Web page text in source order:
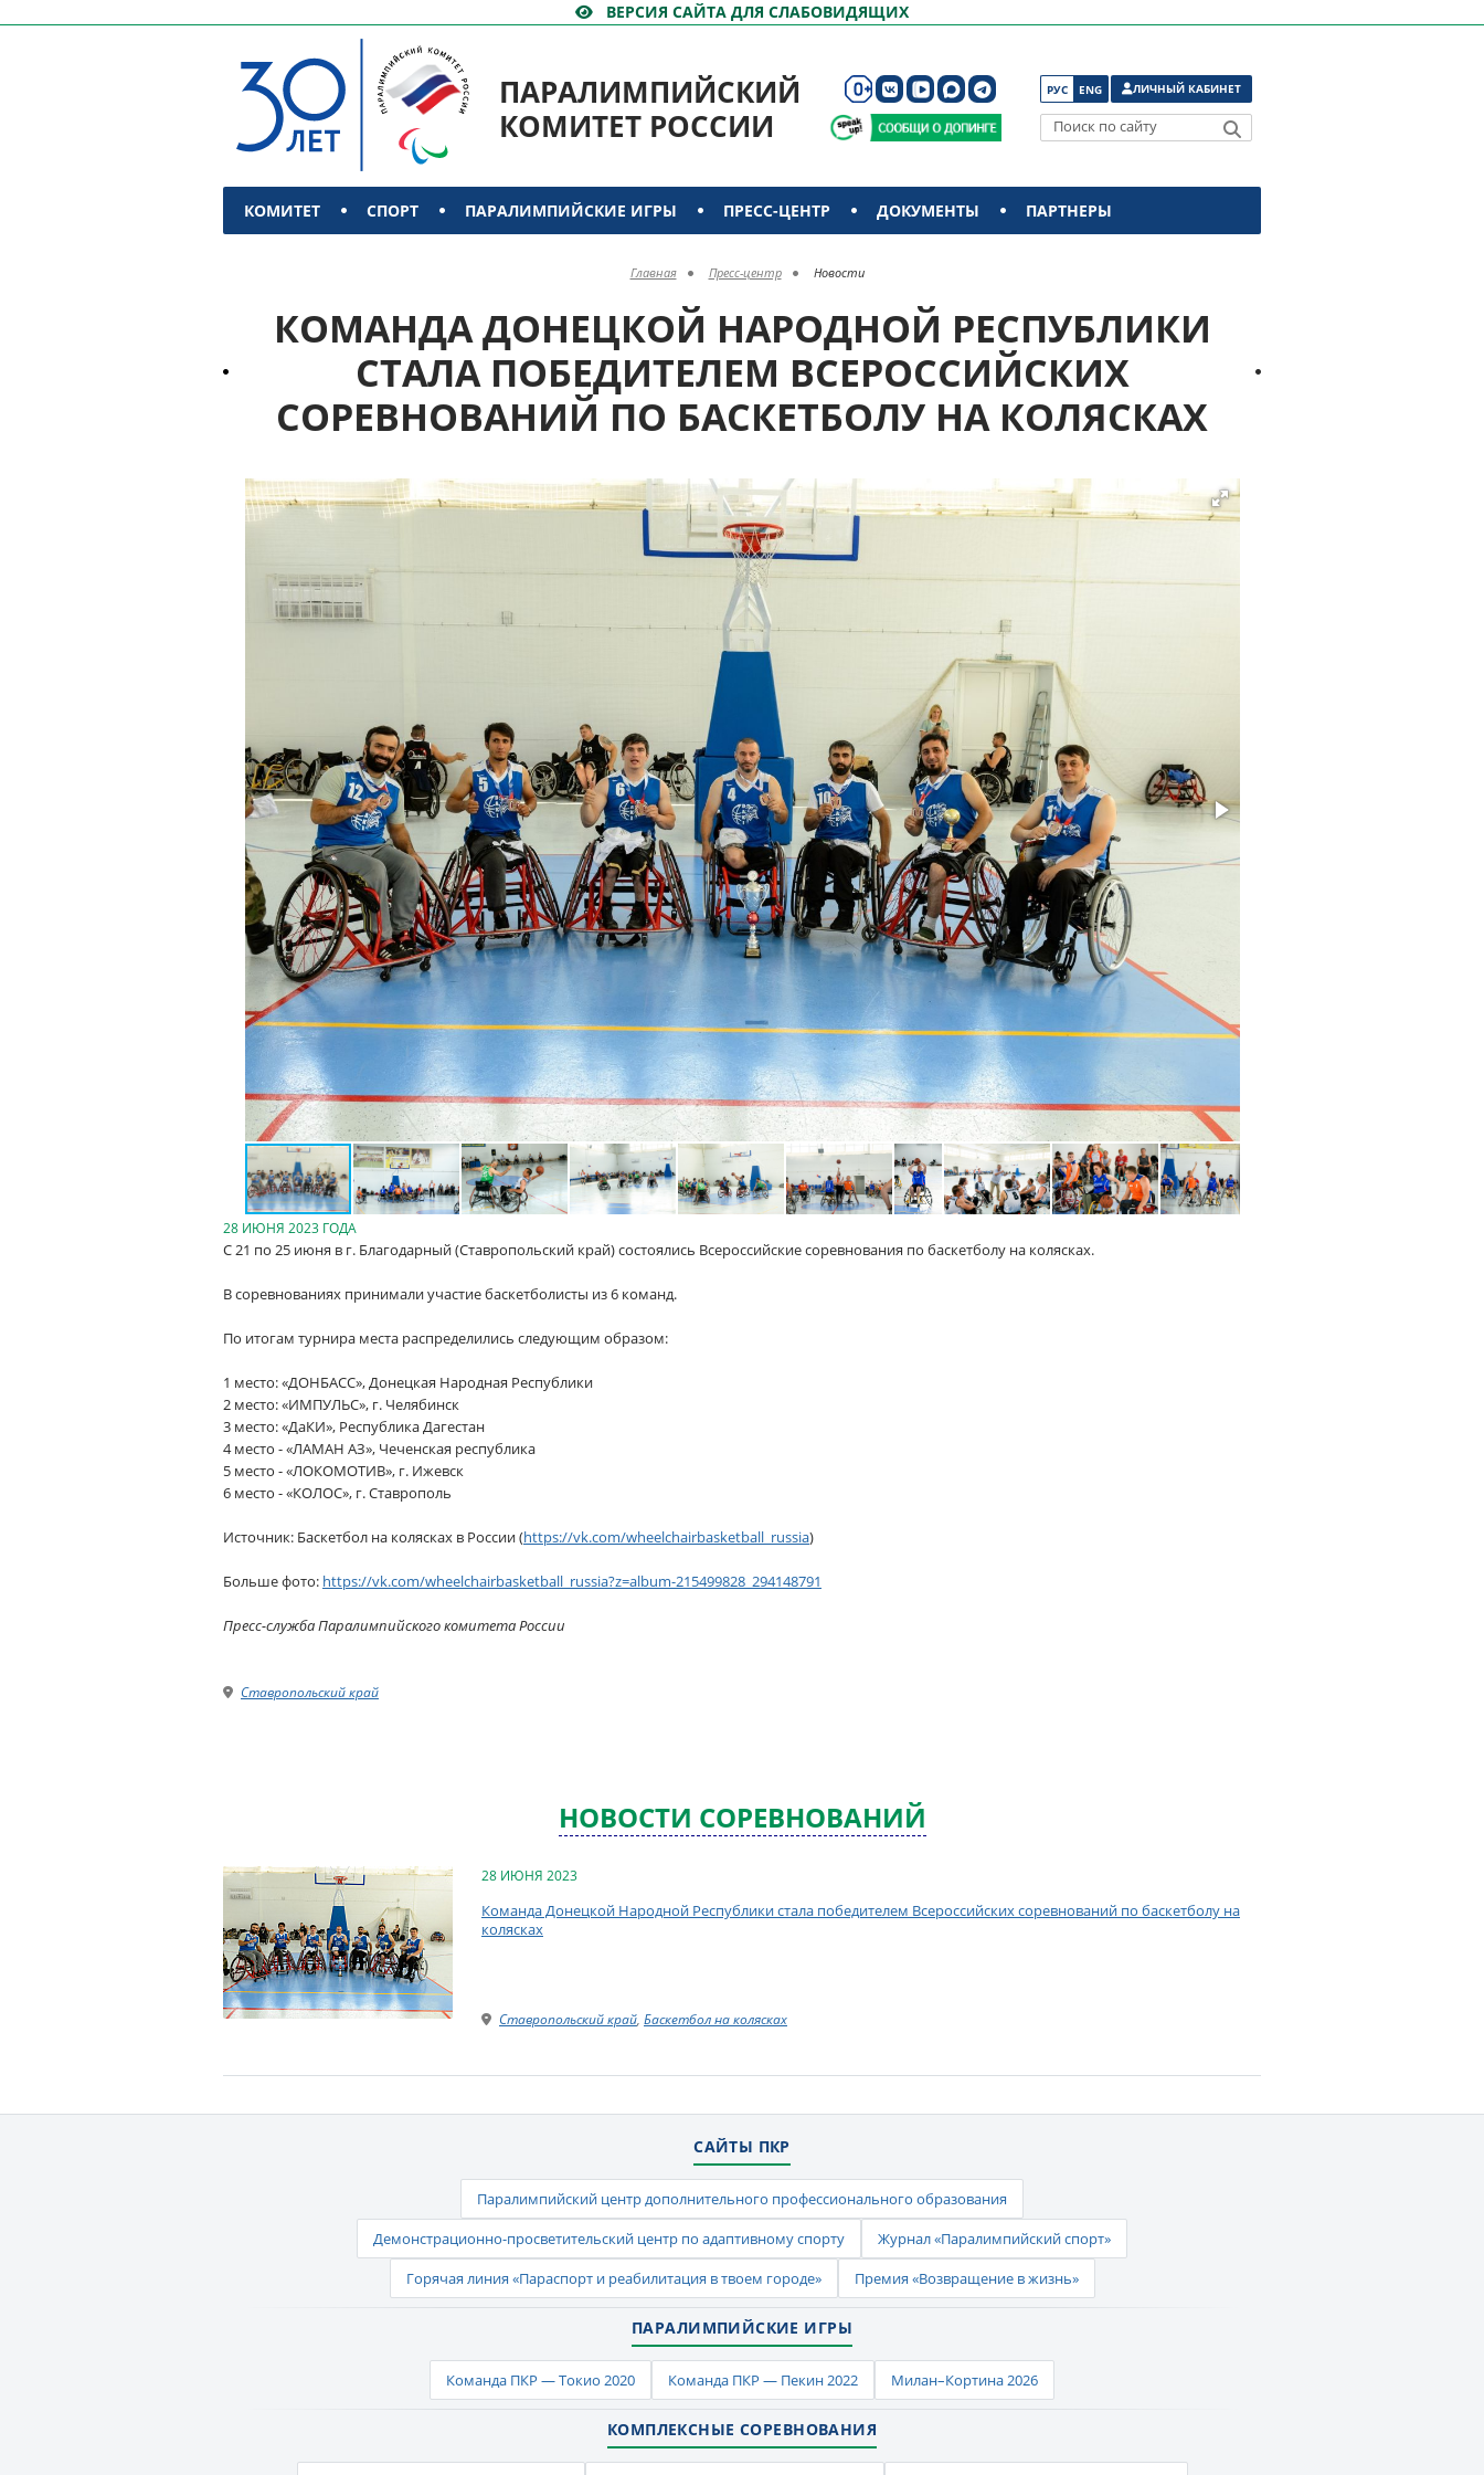
ВЕРСИЯ САЙТА ДЛЯ СЛАБОВИДЯЩИХ
ПАРАЛИМПИЙСКИЙ
КОМИТЕТ РОССИИ
РУС ENG ЛИЧНЫЙ КАБИНЕТ
Поиск по сайту
КОМИТЕТ СПОРТ ПАРАЛИМПИЙСКИЕ ИГРЫ ПРЕСС-ЦЕНТР ДОКУМЕНТЫ ПАРТНЕРЫ
Главная Пресс-центр Новости
КОМАНДА ДОНЕЦКОЙ НАРОДНОЙ РЕСПУБЛИКИ
СТАЛА ПОБЕДИТЕЛЕМ ВСЕРОССИЙСКИХ
СОРЕВНОВАНИЙ ПО БАСКЕТБОЛУ НА КОЛЯСКАХ
28 ИЮНЯ 2023 ГОДА
С 21 по 25 июня в г. Благодарный (Ставропольский край) состоялись Всероссийские соревнования по баскетболу на колясках.
В соревнованиях принимали участие баскетболисты из 6 команд.
По итогам турнира места распределились следующим образом:
1 место: «ДОНБАСС», Донецкая Народная Республики
2 место: «ИМПУЛЬС», г. Челябинск
3 место: «ДаКИ», Республика Дагестан
4 место - «ЛАМАН АЗ», Чеченская республика
5 место - «ЛОКОМОТИВ», г. Ижевск
6 место - «КОЛОС», г. Ставрополь
Источник: Баскетбол на колясках в России (https://vk.com/wheelchairbasketball_russia)
Больше фото: https://vk.com/wheelchairbasketball_russia?z=album-215499828_294148791
Пресс-служба Паралимпийского комитета России
Ставропольский край
НОВОСТИ СОРЕВНОВАНИЙ
28 ИЮНЯ 2023
Команда Донецкой Народной Республики стала победителем Всероссийских соревнований по баскетболу на
колясках
Ставропольский край, Баскетбол на колясках
САЙТЫ ПКР
Паралимпийский центр дополнительного профессионального образования
Демонстрационно-просветительский центр по адаптивному спорту
Журнал «Паралимпийский спорт»
Горячая линия «Параспорт и реабилитация в твоем городе»
Премия «Возвращение в жизнь»
ПАРАЛИМПИЙСКИЕ ИГРЫ
Команда ПКР — Токио 2020 Команда ПКР — Пекин 2022 Милан–Кортина 2026
КОМПЛЕКСНЫЕ СОРЕВНОВАНИЯ